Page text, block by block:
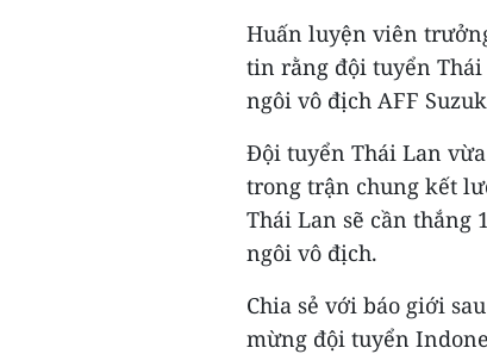
Huấn luyện viên
tin rằng đội tuyển
ngôi vô địch AFF
Đội tuyển Thái Lan
trong trận chung kết
Thái Lan sẽ cần thắng
ngôi vô địch.
Chia sẻ với báo giới
mừng đội tuyển